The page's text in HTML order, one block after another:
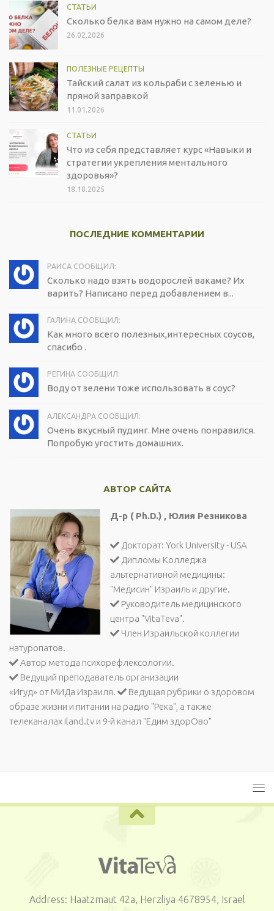
СТАТЬИ
Сколько белка вам нужно на самом деле?
26.02.2026
ПОЛЕЗНЫЕ РЕЦЕПТЫ
Тайский салат из кольраби с зеленью и
пряной заправкой
11.01.2026
СТАТЬИ
Что из себя представляет курс «Навыки и
стратегии укрепления ментального
здоровья»?
18.10.2025
ПОСЛЕДНИЕ КОММЕНТАРИИ
РАИСА СООБЩИЛ:
Сколько надо взять водорослей вакаме? Их
варить? Написано перед добавлением в...
ГАЛИНА СООБЩИЛ:
Как много всего полезных,интересных соусов,
спасибо .
РЕГИНА СООБЩИЛ:
Воду от зелени тоже использовать в соус?
АЛЕКСАНДРА СООБЩИЛ:
Очень вкусный пудинг. Мне очень понравился.
Попробую угостить домашних.
АВТОР САЙТА
Д-р ( Ph.D.) , Юлия Резникова
Докторат: York University - USA
Дипломы Колледжа
альтернативной медицины:
"Медисин" Израиль и другие.
Руководитель медицинского
центра "VitaTeva".
Член Израильской коллегии
натуропатов.
Автор метода психорефлексологии.
Ведущий преподаватель организации
«Игуд» от МИДа Израиля.
Ведущая рубрики о здоровом
образе жизни и питании на радио "Река", а также
телеканалах iland.tv и 9-й канал "Едим здорОво"
Address: Haatzmaut 42a, Herzliya 4678954, Israel